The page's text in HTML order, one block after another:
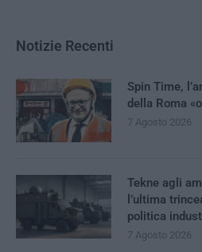
Notizie Recenti
Spin Time,
della Roma
7 Agosto 2026
Tekne agli
l’ultima
politica
7 Agosto 2026